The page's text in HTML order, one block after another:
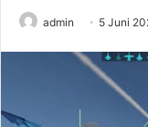
admin 5 Juni